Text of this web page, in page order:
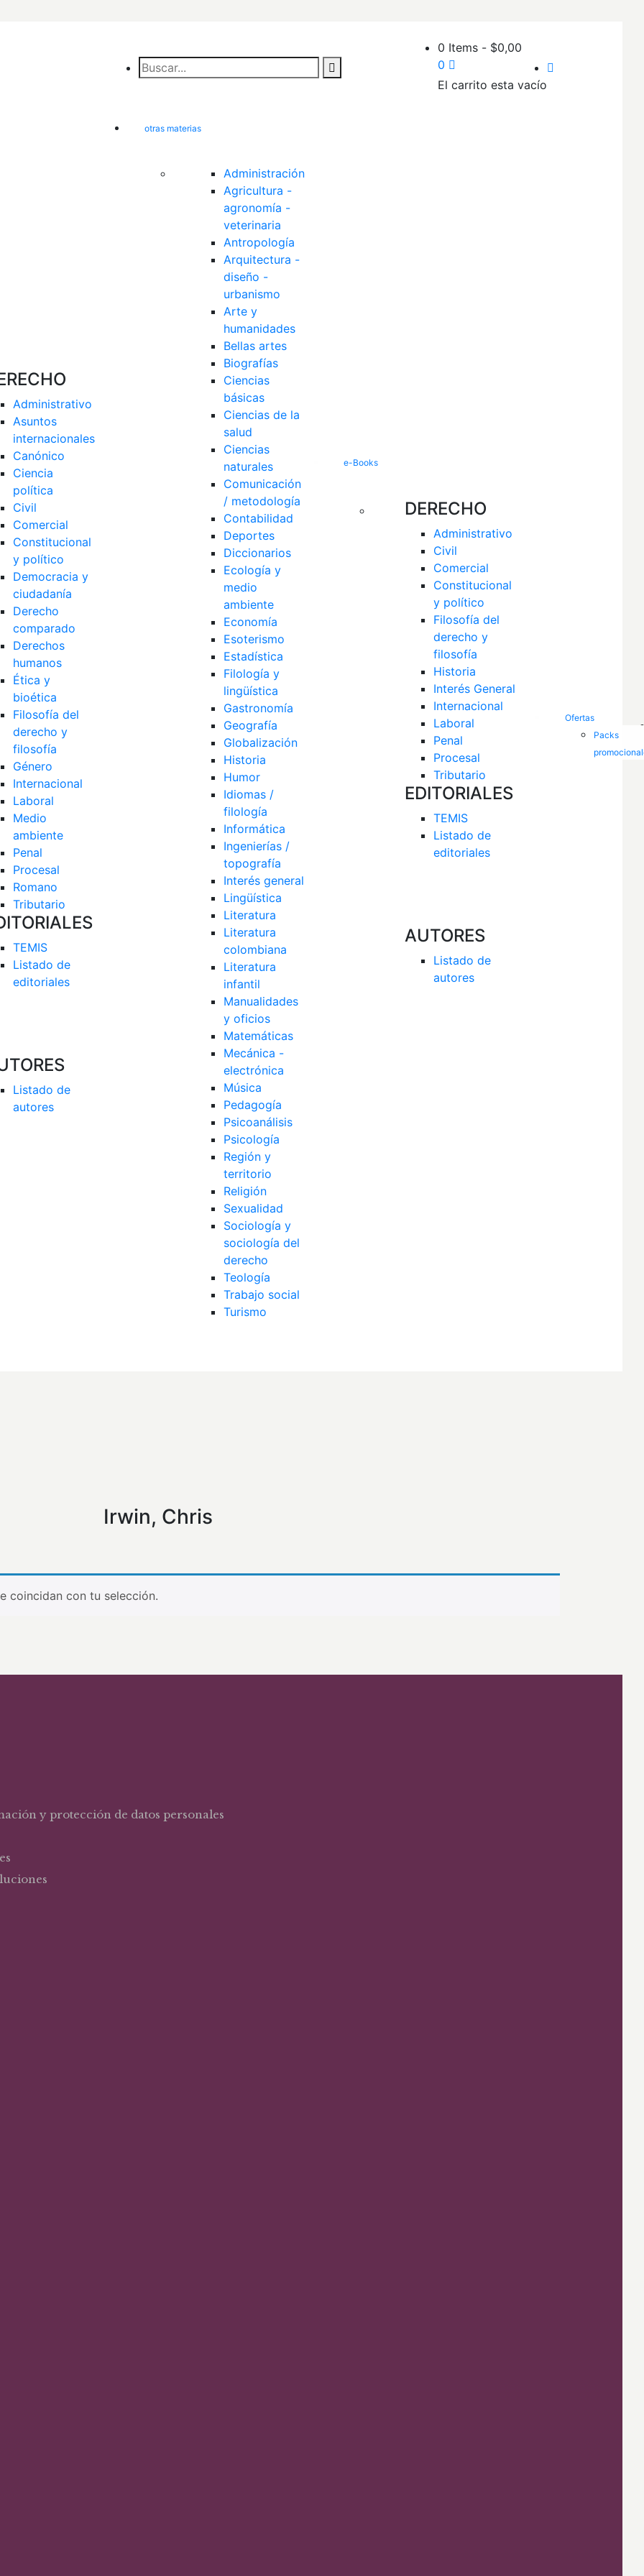
Administrativo
Asuntos
internacionales
Canónico
Ciencia
política
Civil
Comercial
Constitucional
y político
Democracia y
ciudadanía
Derecho
comparado
Derechos
humanos
Ética y
bioética
Filosofía del
derecho y
filosofía
Género
Internacional
Laboral
Medio
ambiente
Penal
Procesal
Romano
Tributario
TEMIS
Listado de
editoriales
Listado de
autores
otras materias
Administración
Agricultura -
agronomía -
veterinaria
Antropología
Arquitectura -
diseño -
urbanismo
Arte y
humanidades
Bellas artes
Biografías
Ciencias
básicas
Ciencias de la
salud
Ciencias
naturales
Comunicación
/ metodología
Contabilidad
Deportes
Diccionarios
Ecología y
medio
ambiente
Economía
Esoterismo
Estadística
Filología y
lingüística
Gastronomía
Geografía
Globalización
Historia
Humor
Idiomas /
filología
Informática
Ingenierías /
topografía
Interés general
Lingüística
Literatura
Literatura
colombiana
Literatura
infantil
Manualidades
y oficios
Matemáticas
Mecánica -
electrónica
Música
Pedagogía
Psicoanálisis
Psicología
Región y
territorio
Religión
Sexualidad
Sociología y
sociología del
derecho
Teología
Trabajo social
Turismo
e-Books
DERECHO
Administrativo
Civil
Comercial
Constitucional
y político
Filosofía del
derecho y
filosofía
Historia
Internacional
Laboral
Penal
Procesal
Tributario
EDITORIALES
TEMIS
Listado de
editoriales
AUTORES
Listado de
autores
Ofertas
Packs
0 Items - $0,00
0
El carrito esta vacío
Irwin, Chris
coincidan con tu selección.
y protección de datos personales